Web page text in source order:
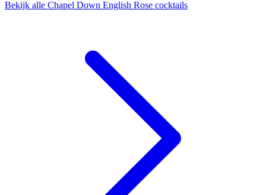
Bekijk alle Chapel Down English Rose cocktails